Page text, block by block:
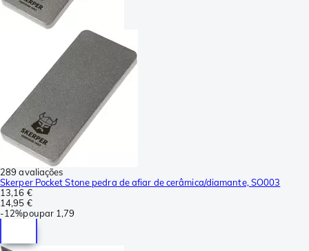
289 avaliações
Skerper Pocket Stone pedra de afiar de cerâmica/diamante, SO003
13,16 €
14,95 €
-12%poupar 1,79